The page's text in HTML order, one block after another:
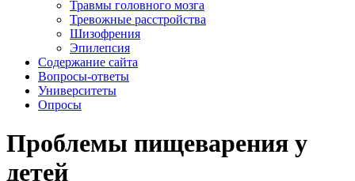
Травмы головного мозга
Тревожные расстройства
Шизофрения
Эпилепсия
Содержание сайта
Вопросы-ответы
Университеты
Опросы
Проблемы пищеварения у
детей